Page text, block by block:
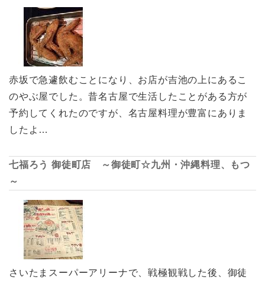
赤坂で急遽飲むことになり、お店が吉池の上にあるこ
のやぶ屋でした。昔名古屋で生活したことがある方が
予約してくれたのですが、名古屋料理が豊富にありま
したよ…
七福ろう 御徒町店 ～御徒町☆九州・沖縄料理、もつ
～
さいたまスーパーアリーナで、戦極観戦した後、御徒